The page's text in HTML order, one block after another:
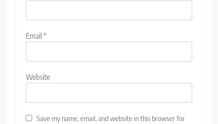
Email*
Website
Save my name, email, and website in this browser for